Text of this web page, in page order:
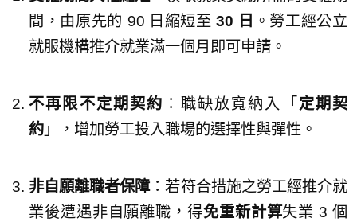
間，由原先的 90 日縮短至30 日 。勞工經公立
就服機構推介就業滿一個月即可申請。
不再限不定期契約 ：職缺放寬納入「 定期契
約 」，增加勞工投入職場的選擇性與彈性。
非自願離職者保障：若符合措施之勞工經推介就
業後遭遇非自願離職，得免重新計算失業 3 個